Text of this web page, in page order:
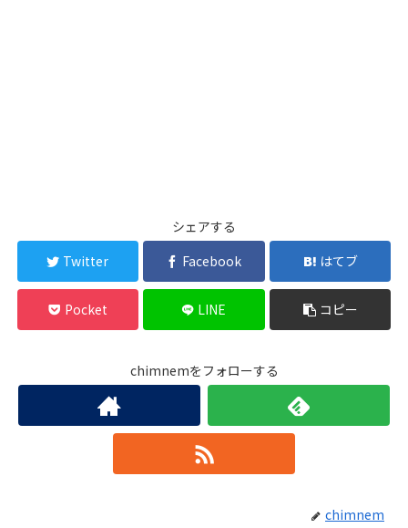
シェアする
Twitter
Facebook はてブ
Pocket LINE コピー
chimnemをフォローする
chimnem